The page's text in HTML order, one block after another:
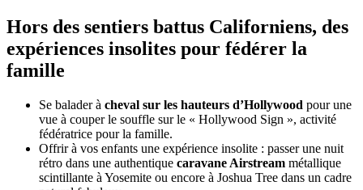
Hors des sentiers battus Californiens, des
expériences insolites pour fédérer la
famille
Se balader à cheval sur les hauteurs d’Hollywood pour une
vue à couper le souffle sur le « Hollywood Sign », activité
fédératrice pour la famille.
Offrir à vos enfants une expérience insolite : passer une nuit
rétro dans une authentique caravane Airstream métallique
scintillante à Yosemite ou encore à Joshua Tree dans un cadre